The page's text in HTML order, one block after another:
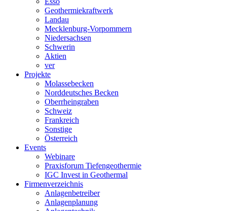
Geothermiekraftwerk
Landau
Mecklenburg-Vorpommern
Niedersachsen
Schwerin
Aktien
ver
Projekte
Molassebecken
Norddeutsches Becken
Oberrheingraben
Schweiz
Frankreich
Sonstige
Österreich
Events
Webinare
Praxisforum Tiefengeothermie
IGC Invest in Geothermal
Firmenverzeichnis
Anlagenbetreiber
Anlagenplanung